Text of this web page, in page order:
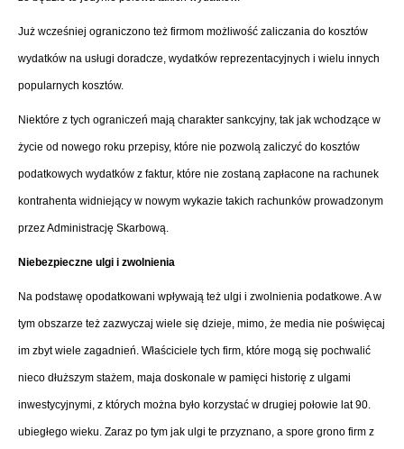
Już wcześniej ograniczono też firmom możliwość zaliczania do kosztów
wydatków na usługi doradcze, wydatków reprezentacyjnych i wielu innych
popularnych kosztów.
Niektóre z tych ograniczeń mają charakter sankcyjny, tak jak wchodzące w
życie od nowego roku przepisy, które nie pozwolą zaliczyć do kosztów
podatkowych wydatków z faktur, które nie zostaną zapłacone na rachunek
kontrahenta widniejący w nowym wykazie takich rachunków prowadzonym
przez Administrację Skarbową.
Niebezpieczne ulgi i zwolnienia
Na podstawę opodatkowani wpływają też ulgi i zwolnienia podatkowe. A w
tym obszarze też zazwyczaj wiele się dzieje, mimo, że media nie poświęcaj
im zbyt wiele zagadnień. Właściciele tych firm, które mogą się pochwalić
nieco dłuższym stażem, maja doskonale w pamięci historię z ulgami
inwestycyjnymi, z których można było korzystać w drugiej połowie lat 90.
ubiegłego wieku. Zaraz po tym jak ulgi te przyznano, a spore grono firm z